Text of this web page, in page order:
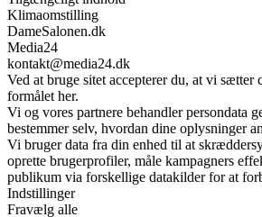
Klimaomstilling
DameSalonen.dk
Media24
kontakt@media24.dk
Ved at bruge sitet accepterer du, at vi sætter
formålet her.
Vi og vores partnere behandler persondata
bestemmer selv, hvordan dine oplysninger
Vi bruger data fra din enhed til at
oprette brugerprofiler, måle kampagners
publikum via forskellige datakilder for at
Indstillinger
Fravælg alle